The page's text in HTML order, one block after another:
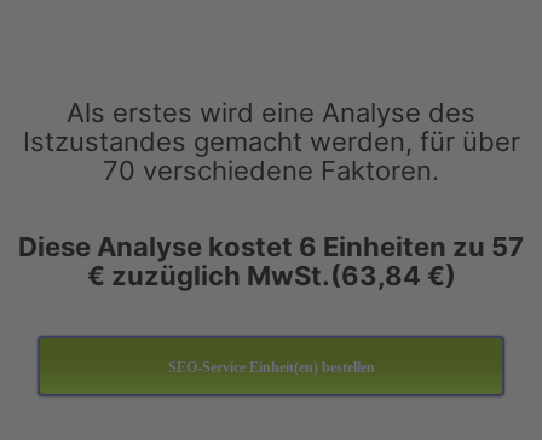
Als erstes wird eine Analyse des
Istzustandes gemacht werden, für über
70 verschiedene Faktoren.
Diese Analyse kostet 6 Einheiten zu 57
€ zuzüglich MwSt.(63,84 €)
SEO-Service Einheit(en) bestellen